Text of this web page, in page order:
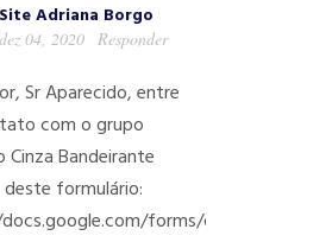
Site Adriana Borgo
dez 04, 2020 Responder
Sr Aparecido, entre
com o grupo
Cinza Bandeirante
formulário:
forms/d/e/